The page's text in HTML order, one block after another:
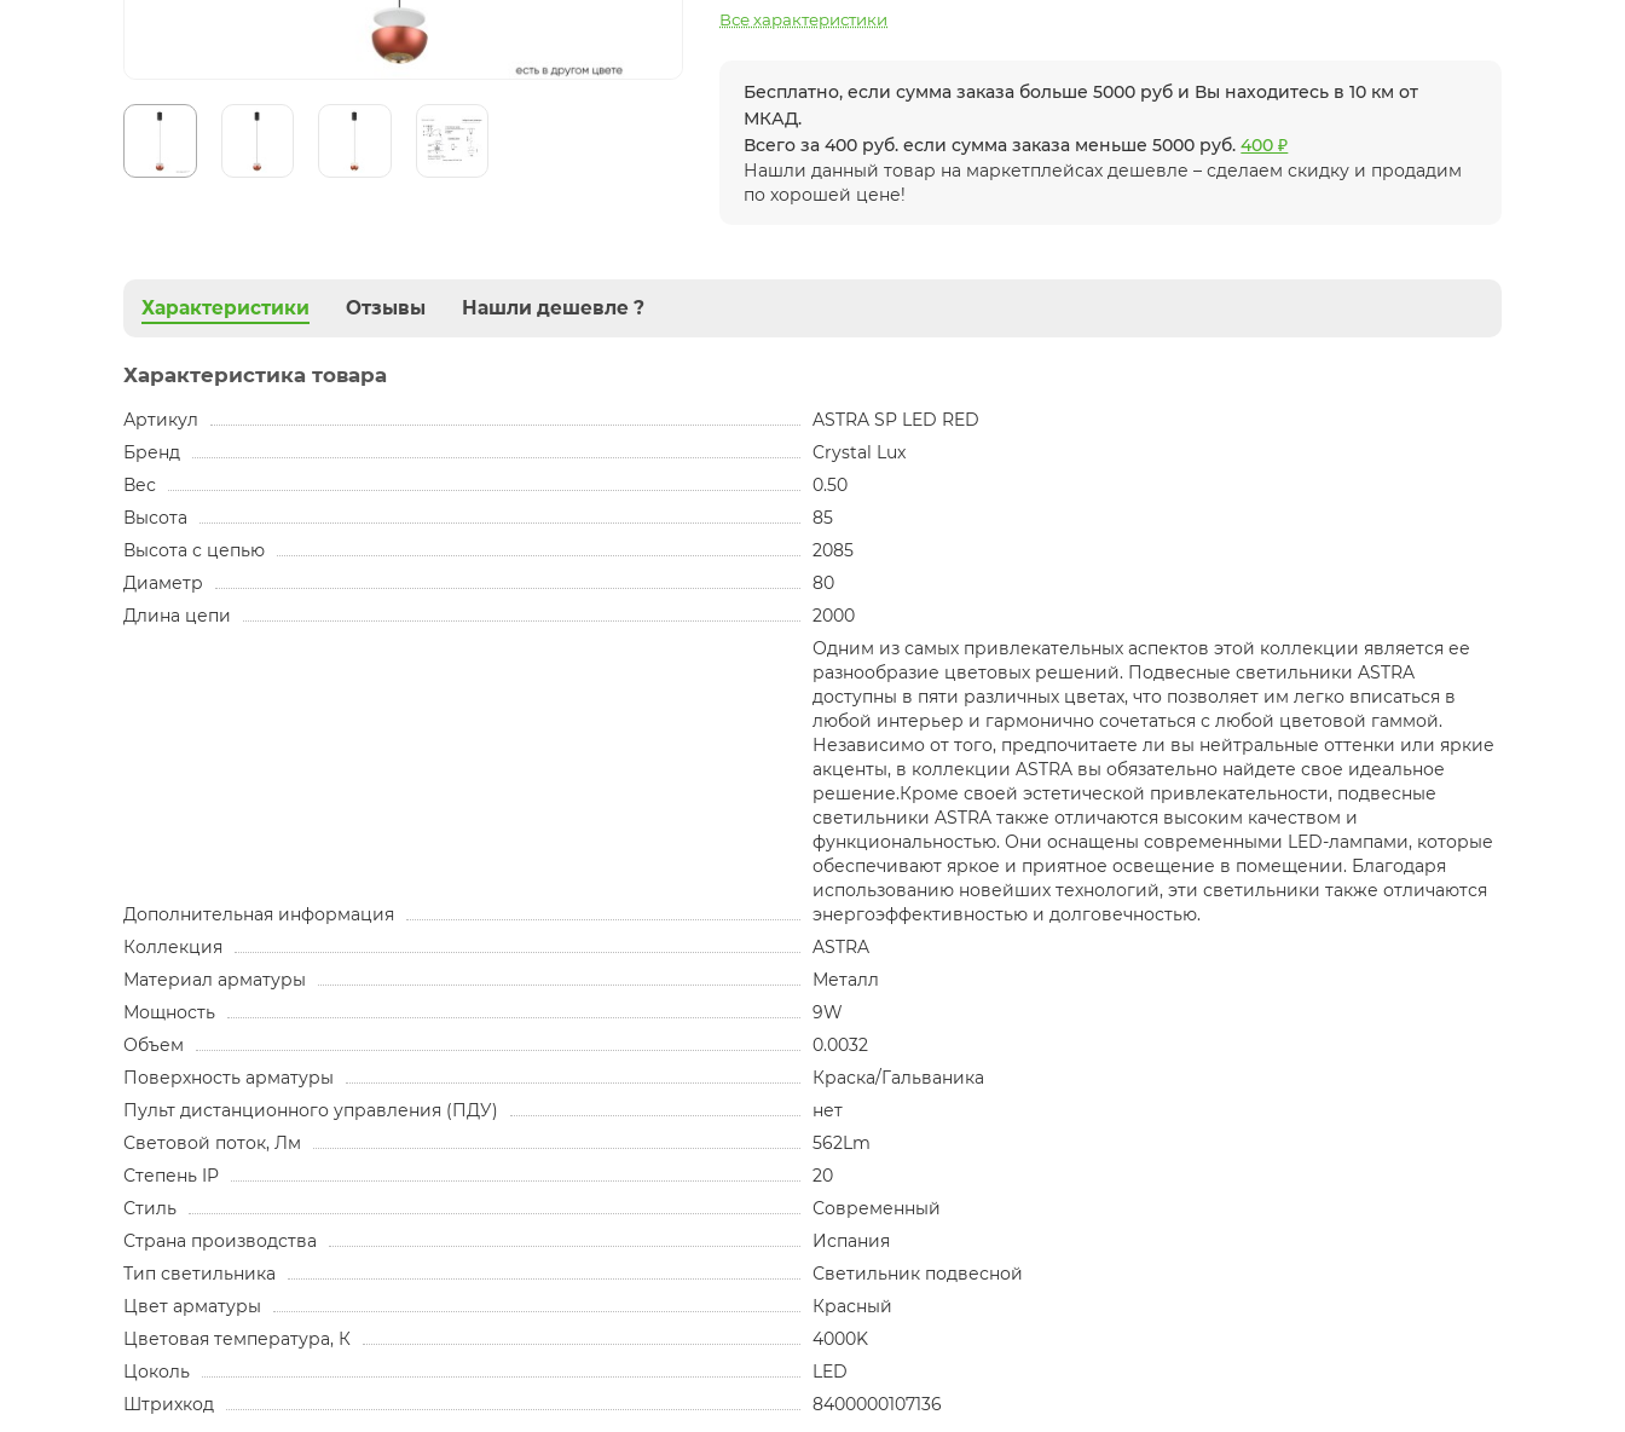
Все характеристики
Бесплатно, если сумма заказа больше 5000 руб и Вы находитесь в 10 км от
МКАД.
Всего за 400 руб. если сумма заказа меньше 5000 руб.400 ₽
Нашли данный товар на маркетплейсах дешевле – сделаем скидку и продадим
по хорошей цене!
Характеристики Отзывы Нашли дешевле ?
Характеристика товара
Артикул
ASTRA SP LED RED
Бренд
Crystal Lux
Вес
0.50
Высота
85
Высота с цепью
2085
Диаметр
80
Длина цепи
2000
Дополнительная информация
Одним из самых привлекательных аспектов этой коллекции является ее
разнообразие цветовых решений. Подвесные светильники ASTRA
доступны в пяти различных цветах, что позволяет им легко вписаться в
любой интерьер и гармонично сочетаться с любой цветовой гаммой.
Независимо от того, предпочитаете ли вы нейтральные оттенки или яркие
акценты, в коллекции ASTRA вы обязательно найдете свое идеальное
решение.Кроме своей эстетической привлекательности, подвесные
светильники ASTRA также отличаются высоким качеством и
функциональностью. Они оснащены современными LED-лампами, которые
обеспечивают яркое и приятное освещение в помещении. Благодаря
использованию новейших технологий, эти светильники также отличаются
энергоэффективностью и долговечностью.
Коллекция
ASTRA
Материал арматуры
Металл
Мощность
9W
Объем
0.0032
Поверхность арматуры
Краска/Гальваника
Пульт дистанционного управления (ПДУ)
нет
Световой поток, Лм
562Lm
Степень IP
20
Стиль
Современный
Страна производства
Испания
Тип светильника
Светильник подвесной
Цвет арматуры
Красный
Цветовая температура, К
4000K
Цоколь
LED
Штрихкод
8400000107136